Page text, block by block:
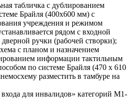
табличка с дублированием
Брайля (400х600 мм) с
учреждения и режимом
рядом с входной
ручки (рабочей створки);
с планом и назначением
информации тактильным
по системе Брайля (470 х 610
разместить в тамбуре на
для инвалидов» категорий М1-